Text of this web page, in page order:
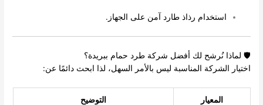
استخدام رذاذ طارد آمن على الجهاز.
🛡️ لماذا نُرشح لك أفضل شركة طرد حمام ببريدة؟
اختيار الشركة المناسبة ليس بالأمر السهل، لذا ابحث دائمًا عن:
المعيار التوضيح